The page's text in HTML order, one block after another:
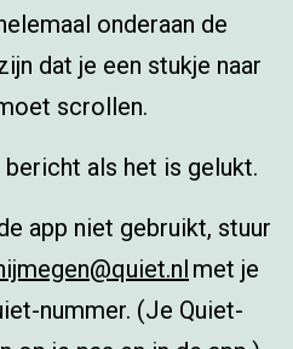
onderaan de
dat je een stukje naar
scrollen.
als het is gelukt.
app niet gebruikt, stuur
met je
nummer. (Je Quiet-